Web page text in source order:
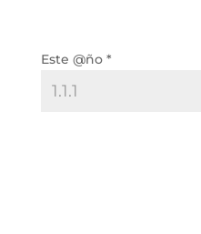
Este @ño *